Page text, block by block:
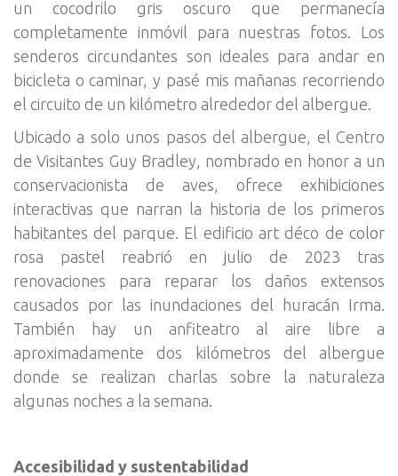
un cocodrilo gris oscuro que permanecía
completamente inmóvil para nuestras fotos. Los
senderos circundantes son ideales para andar en
bicicleta o caminar, y pasé mis mañanas recorriendo
el circuito de un kilómetro alrededor del albergue.
Ubicado a solo unos pasos del albergue, el Centro
de Visitantes Guy Bradley, nombrado en honor a un
conservacionista de aves, ofrece exhibiciones
interactivas que narran la historia de los primeros
habitantes del parque. El edificio art déco de color
rosa pastel reabrió en julio de 2023 tras
renovaciones para reparar los daños extensos
causados por las inundaciones del huracán Irma.
También hay un anfiteatro al aire libre a
aproximadamente dos kilómetros del albergue
donde se realizan charlas sobre la naturaleza
algunas noches a la semana.
Accesibilidad y sustentabilidad